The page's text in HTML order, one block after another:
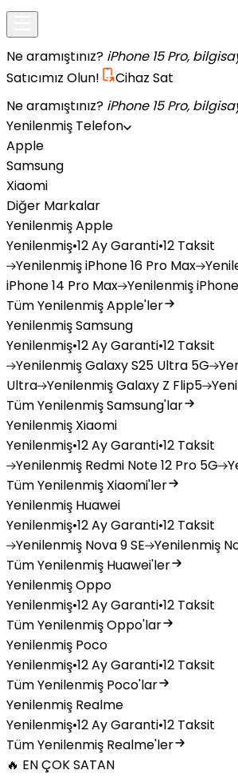
Ne aramıştınız? iPhone 15 Pro,
Satıcımız Olun!
Cihaz Sat
Ne aramıştınız? iPhone 15 Pro,
Yenilenmiş Telefon
Apple
Samsung
Xiaomi
Diğer Markalar
Yenilenmiş Apple
Yenilenmiş•12 Ay Garanti•12 Taksit
YenilenmişiPhone 16 Pro Max
iPhone 14 Pro Max Yenilenmiş
Tüm Yenilenmiş Apple'ler
Yenilenmiş Samsung
Yenilenmiş•12 Ay Garanti•12 Taksit
YenilenmişGalaxy S25 Ultra 5G
Ultra YenilenmişGalaxy Z Flip5
Tüm Yenilenmiş Samsung'lar
Yenilenmiş Xiaomi
Yenilenmiş•12 Ay Garanti•12 Taksit
Yenilenmiş Redmi Note 12 Pro 5G
Tüm Yenilenmiş Xiaomi'ler
Yenilenmiş Huawei
Yenilenmiş•12 Ay Garanti•12 Taksit
Yenilenmiş Nova 9 SE Yenilenmiş
Tüm Yenilenmiş Huawei'ler
Yenilenmiş Oppo
Yenilenmiş•12 Ay Garanti•12 Taksit
Tüm Yenilenmiş Oppo'lar
Yenilenmiş Poco
Yenilenmiş•12 Ay Garanti•12 Taksit
Tüm Yenilenmiş Poco'lar
Yenilenmiş Realme
Yenilenmiş•12 Ay Garanti•12 Taksit
Tüm Yenilenmiş Realme'ler
🔥 EN ÇOK SATAN